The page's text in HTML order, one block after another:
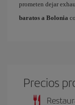
prometen dejar
baratos a Bolonia
Precios